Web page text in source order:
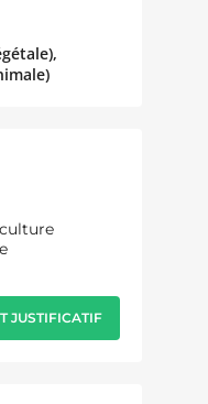
JUSTIFICATIF